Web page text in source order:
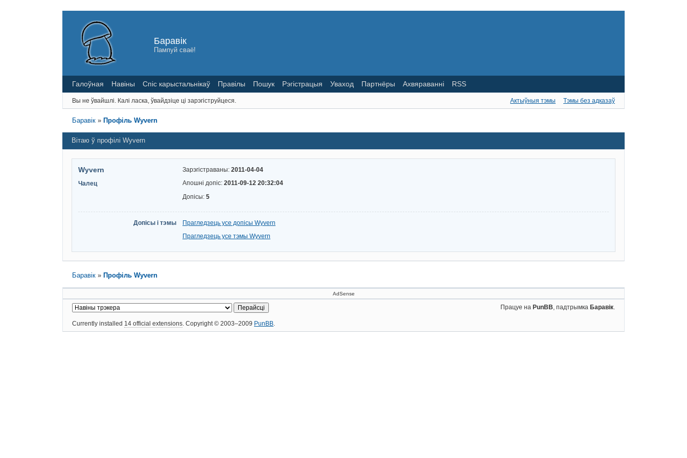
Баравік
Пампуй сваё!
Галоўная Навіны Спіс карыстальнікаў Правілы Пошук Рэгістрацыя Уваход Партнёры Ахвяраванні RSS
Вы не ўвайшлі. Калі ласка, ўвайдзіце ці зарэгіструйцеся. Актыўныя тэмы Тэмы без адказаў
Баравік » Профіль Wyvern
Вітаю ў профілі Wyvern
Wyvern
Чалец
Зарэгістраваны: 2011-04-04
Апошні допіс: 2011-09-12 20:32:04
Допісы: 5
Допісы і тэмы
Прагледзець усе допісы Wyvern
Прагледзець усе тэмы Wyvern
Баравік » Профіль Wyvern
AdSense
Працуе на PunBB, падтрымка Баравік.
Currently installed 14 official extensions. Copyright © 2003–2009 PunBB.